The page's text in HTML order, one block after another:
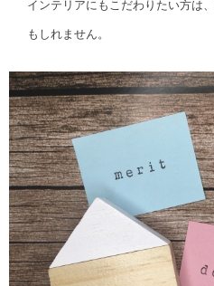
インテリアにもこだわりたい方は
もしれません。